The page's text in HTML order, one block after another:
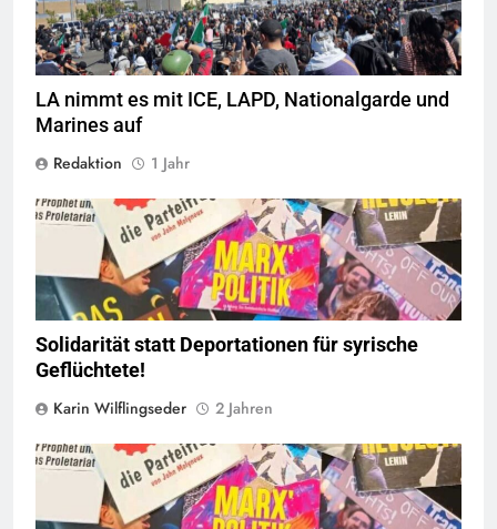
LA nimmt es mit ICE, LAPD, Nationalgarde und
Marines auf
Redaktion
1 Jahr
© linkswende.org,CC-BY-SA-1.0
Solidarität statt Deportationen für syrische
Geflüchtete!
Karin Wilflingseder
2 Jahren
© linkswende.org,CC-BY-SA-1.0